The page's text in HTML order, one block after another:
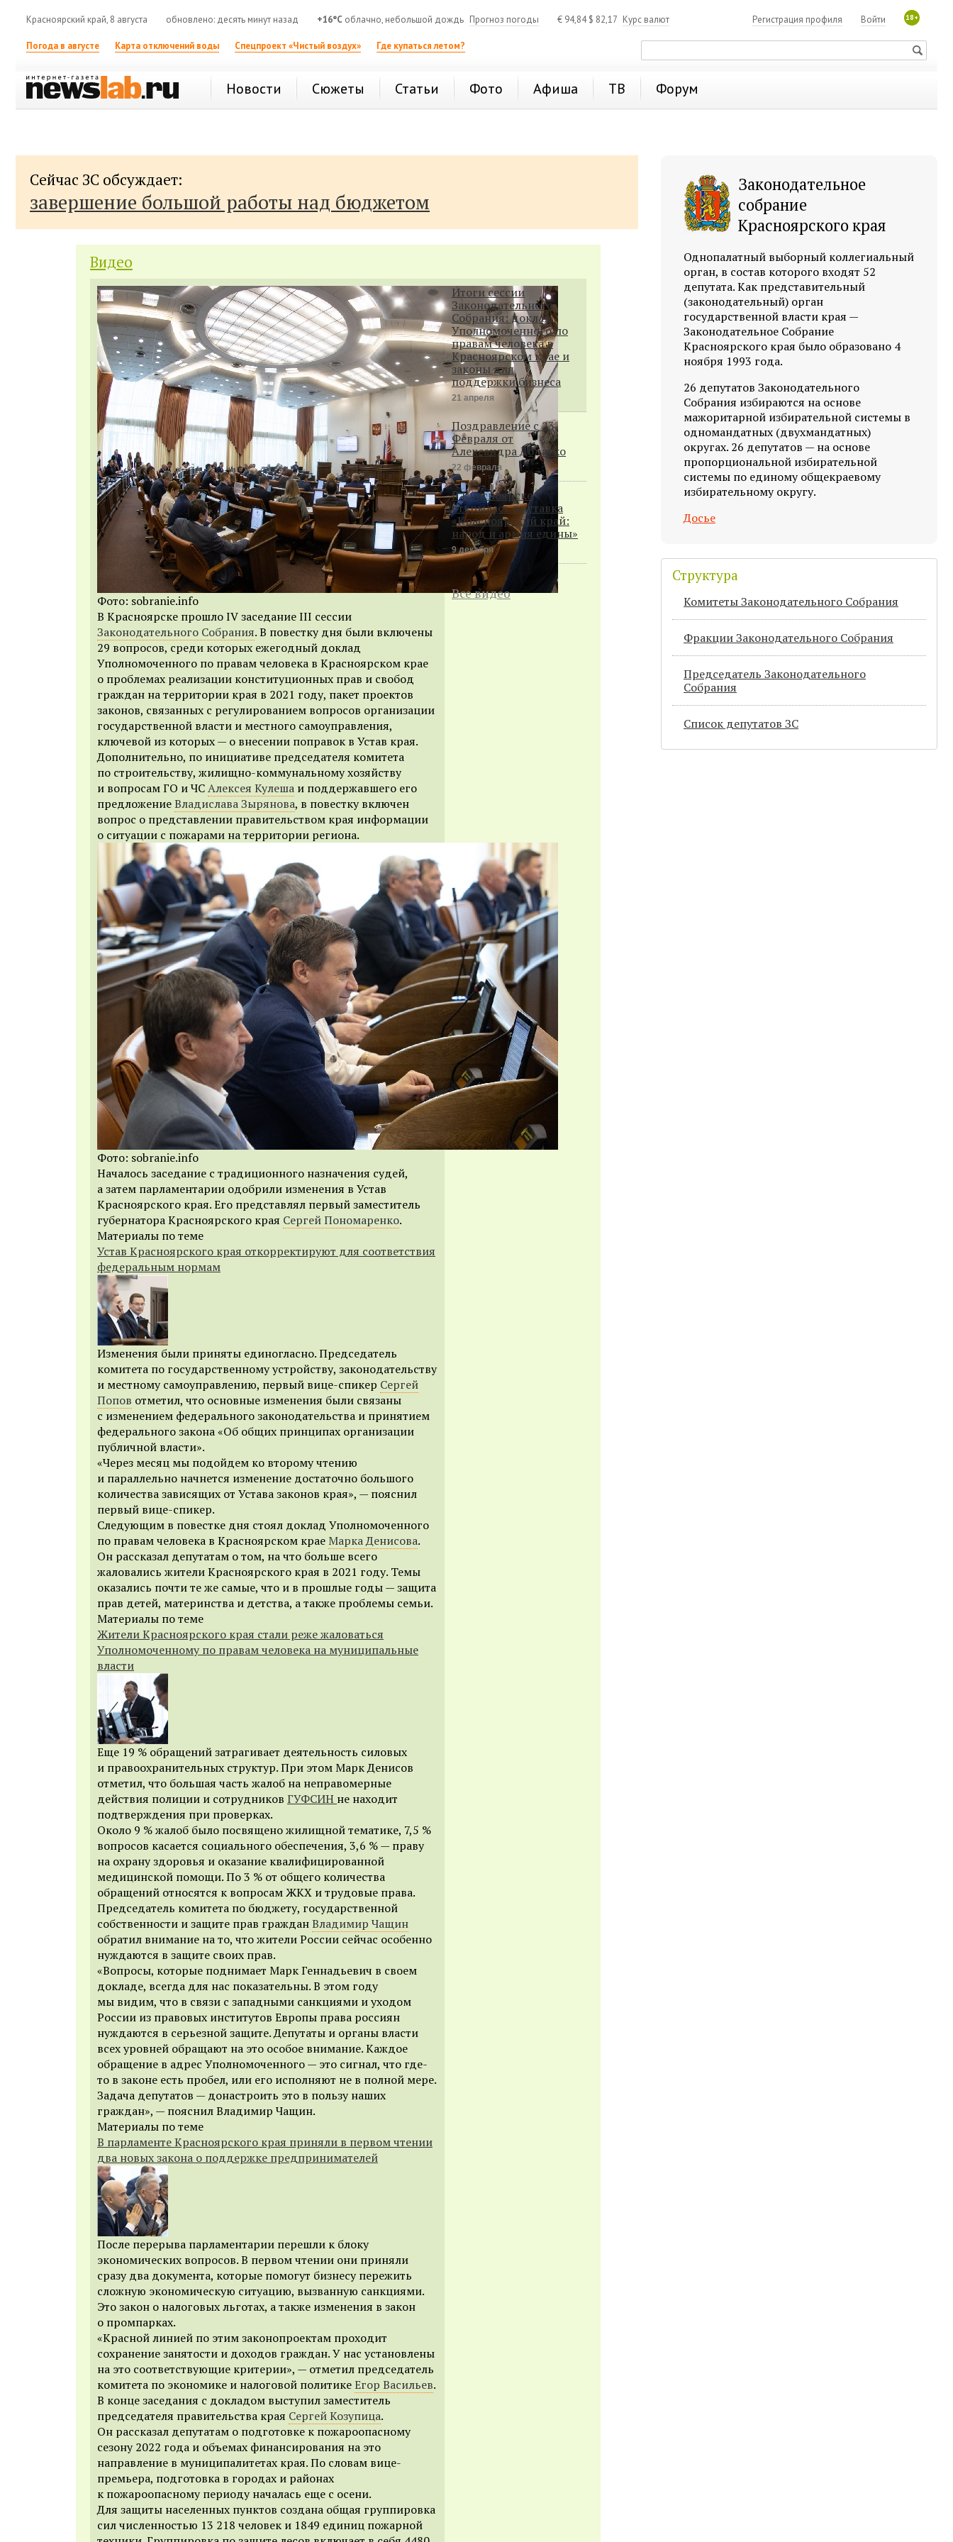
Красноярский край, 8 августа обновлено: десять минут назад +16°C облачно, небольшой дождь Прогноз погоды € 94,84$ 82,17 Курс валют 18+
Войти
Регистрация профиля
Погода в августе Карта отключений воды Спецпроект «Чистый воздух» Где купаться летом?
Новости Сюжеты Статьи Фото Афиша ТВ Форум
Сейчас ЗС обсуждает:
завершение большой работы над бюджетом
Видео
Фото: sobranie.info
В Красноярске прошло IV заседание III сессии
Законодательного Собрания. В повестку дня были включены
29 вопросов, среди которых ежегодный доклад
Уполномоченного по правам человека в Красноярском крае
о проблемах реализации конституционных прав и свобод
граждан на территории края в 2021 году, пакет проектов
законов, связанных с регулированием вопросов организации
государственной власти и местного самоуправления,
ключевой из которых — о внесении поправок в Устав края.
Дополнительно, по инициативе председателя комитета
по строительству, жилищно-коммунальному хозяйству
и вопросам ГО и ЧСАлексея Кулеша и поддержавшего его
предложениеВладислава Зырянова, в повестку включен
вопрос о представлении правительством края информации
о ситуации с пожарами на территории региона.
Фото: sobranie.info
Началось заседание с традиционного назначения судей,
а затем парламентарии одобрили изменения в Устав
Красноярского края. Его представлял первый заместитель
губернатора Красноярского края Сергей Пономаренко.
Материалы по теме
Устав Красноярского края откорректируют для соответствия
федеральным нормам
Изменения были приняты единогласно. Председатель
комитета по государственному устройству, законодательству
и местному самоуправлению, первый вице-спикер Сергей
Попов отметил, что основные изменения были связаны
с изменением федерального законодательства и принятием
федерального закона «Об общих принципах организации
публичной власти».
«Через месяц мы подойдем ко второму чтению
и параллельно начнется изменение достаточно большого
количества зависящих от Устава законов края», — пояснил
первый вице-спикер.
Следующим в повестке дня стоял доклад Уполномоченного
по правам человека в Красноярском крае Марка Денисова.
Он рассказал депутатам о том, на что больше всего
жаловались жители Красноярского края в 2021 году. Темы
оказались почти те же самые, что и в прошлые годы — защита
прав детей, материнства и детства, а также проблемы семьи.
Материалы по теме
Жители Красноярского края стали реже жаловаться
Уполномоченному по правам человека на муниципальные
власти
Еще 19 % обращений затрагивает деятельность силовых
и правоохранительных структур. При этом Марк Денисов
отметил, что большая часть жалоб на неправомерные
действия полиции и сотрудников ГУФСИН не находит
подтверждения при проверках.
Около 9 % жалоб было посвящено жилищной тематике, 7,5 %
вопросов касается социального обеспечения, 3,6 % — праву
на охрану здоровья и оказание квалифицированной
медицинской помощи. По 3 % от общего количества
обращений относятся к вопросам ЖКХ и трудовые права.
Председатель комитета по бюджету, государственной
собственности и защите прав гражданВладимир Чащин
обратил внимание на то, что жители России сейчас особенно
нуждаются в защите своих прав.
«Вопросы, которые поднимает Марк Геннадьевич в своем
докладе, всегда для нас показательны. В этом году
мы видим, что в связи с западными санкциями и уходом
России из правовых институтов Европы права россиян
нуждаются в серьезной защите. Депутаты и органы власти
всех уровней обращают на это особое внимание. Каждое
обращение в адрес Уполномоченного — это сигнал, что где-
то в законе есть пробел, или его исполняют не в полной мере.
Задача депутатов — донастроить это в пользу наших
граждан», — пояснил Владимир Чащин.
Материалы по теме
В парламенте Красноярского края приняли в первом чтении
два новых закона о поддержке предпринимателей
После перерыва парламентарии перешли к блоку
экономических вопросов. В первом чтении они приняли
сразу два документа, которые помогут бизнесу пережить
сложную экономическую ситуацию, вызванную санкциями.
Это закон о налоговых льготах, а также изменения в закон
о промпарках.
«Красной линией по этим законопроектам проходит
сохранение занятости и доходов граждан. У нас установлены
на это соответствующие критерии», — отметил председатель
комитета по экономике и налоговой политикеЕгор Васильев.
В конце заседания с докладом выступил заместитель
председателя правительства края Сергей Козупица.
Он рассказал депутатам о подготовке к пожароопасному
сезону 2022 года и объемах финансирования на это
направление в муниципалитетах края. По словам вице-
премьера, подготовка в городах и районах
к пожароопасному периоду началась еще с осени.
Для защиты населенных пунктов создана общая группировка
сил численностью 13 218 человек и 1849 единиц пожарной
Итоги сессии
Законодательного
Собрания: доклад
Уполномоченного по
правам человека в
Красноярском крае и
законы для
поддержки бизнеса
21 апреля
Поздравление с 23
Февраля от
Александра Додатко
22 февраля
В Красноярске
открылась выставка
«Красноярский край:
народ и армия едины»
9 декабря
Все видео
Законодательное
собрание
Красноярского края
Однопалатный выборный коллегиальный
орган, в состав которого входят 52
депутата. Как представительный
(законодательный) орган
государственной власти края —
Законодательное Собрание
Красноярского края было образовано 4
ноября 1993 года.
26 депутатов Законодательного
Собрания избираются на основе
мажоритарной избирательной системы в
одномандатных (двухмандатных)
округах. 26 депутатов — на основе
пропорциональной избирательной
системы по единому общекраевому
избирательному округу.
Досье
Структура
Комитеты Законодательного Собрания
Фракции Законодательного Собрания
Председатель Законодательного
Cобрания
Список депутатов ЗС